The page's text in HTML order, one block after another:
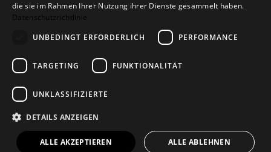
Versand Zahlarten
Retoure
Widerrufsformular
© 2026Baltic Design Shop. Baltic Design Shop
die sie im Rahmen Ihrer Nutzung ihrer Dienste gesammelt haben.
Datenschutzrichtlinie
UNBEDINGT ERFORDERLICH
PERFORMANCE
TARGETING FUNKTIONALITÄT
UNKLASSIFIZIERTE
DETAILS ANZEIGEN
ALLE AKZEPTIEREN ALLE ABLEHNEN